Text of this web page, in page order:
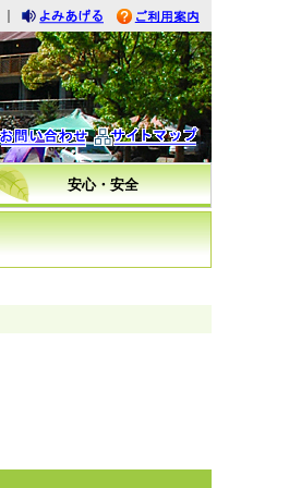
｜
みあげる
利用案内
問い合わせ イトマップ
安心・安全